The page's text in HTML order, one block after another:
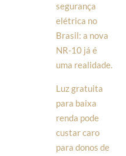
segurança
elétrica no
Brasil: a nova
NR-10 já é
uma realidade.
Luz gratuita
para baixa
renda pode
custar caro
para donos de